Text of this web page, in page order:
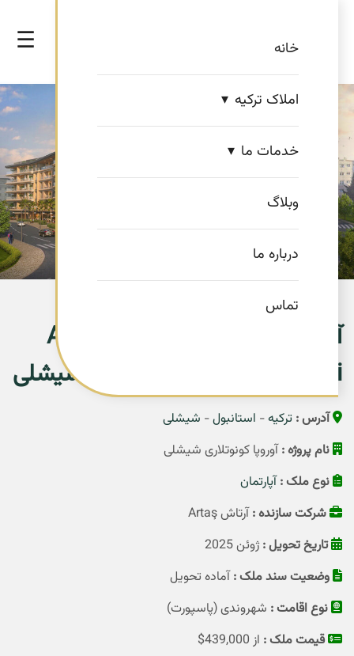
خانه
املاک ترکیه
خدمات ما
وبلاگ
درباره ما
تماس
☰
آوروپا کونوتلاری شیشلی Avrupa
konutları şişli پروژه لوکس شیشلی
آدرس : ترکیه- استانبول- شیشلی
نام پروژه :آوروپا کونوتلاری شیشلی
نوع ملک : آپارتمان
شرکت سازنده :آرتاش Artaş
تاریخ تحویل :ژوئن 2025
وضعیت سند ملک :آماده تحویل
نوع اقامت : شهروندی (پاسپورت)
قیمت ملک : از 439,000$